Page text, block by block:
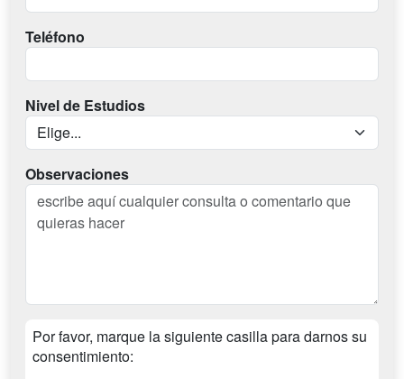
Teléfono
Nivel de Estudios
Observaciones
Por favor, marque la siguiente casilla para darnos su
consentimiento: